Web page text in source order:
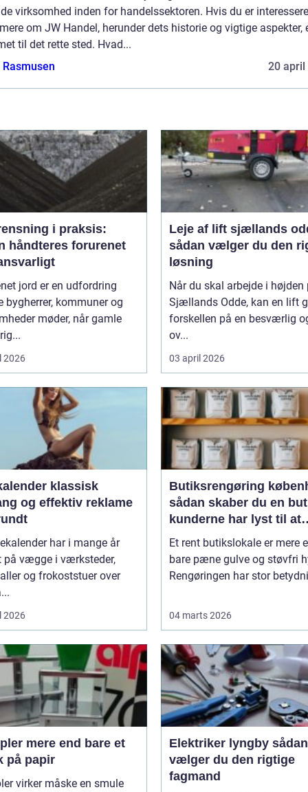
virksomhed inden for handelssektoren. Hvis du er
om JW Handel, herunder dets historie og vigtige aspekter,
til det rette sted. Hvad...
20 april
i praksis:
håndteres forurenet
jord er en udfordring
bygherrer, kommuner og
møder, når gamle
2026
Leje af lift sjællands
sådan vælger du den
løsning
Når du skal arbejde i højden
Sjællands Odde, kan en lift
forskellen på en besværlig
ov...
03 april 2026
klassisk
og effektiv reklame
har i mange år
vægge i værksteder,
og frokoststuer over
2026
Butiksrengøring
sådan skaber du en
kunderne har lyst til at
komme tilbage til
Et rent butikslokale er mere
bare pæne gulve og støvfri
Rengøringen har stor
04 marts 2026
bare et
på papir
virker måske en smule
Elektriker lyngby sådan
vælger du den rigtige
fagmand